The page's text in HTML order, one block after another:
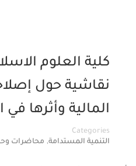
العلوم الاسلامية
حول إصلاحات
وأثرها في التنمية
,محاضرات وحلقات نقاشية